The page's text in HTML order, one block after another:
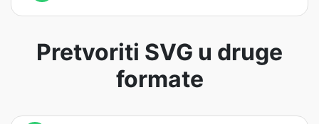
Pretvoriti SVG u druge
formate